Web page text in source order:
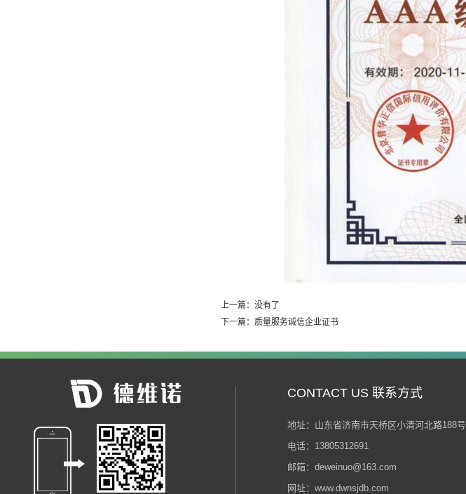
上一篇： 没有了
下一篇： 质量服务诚信企业证书
CONTACT US 联系方式
地址：山东省济南市天桥区小清河北路188号
电话：13805312691
邮箱：deweinuo@163.com
网址：www.dwnsjdb.com